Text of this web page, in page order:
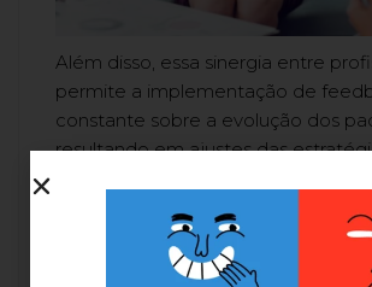
Além disso, essa sinergia entre
permite a implementação de
constante sobre a evolução dos
resultando em ajustes das
reais de cada indivíduo. Essa ação
apenas otimiza os resultados, mas
melhora a satisfação do paciente